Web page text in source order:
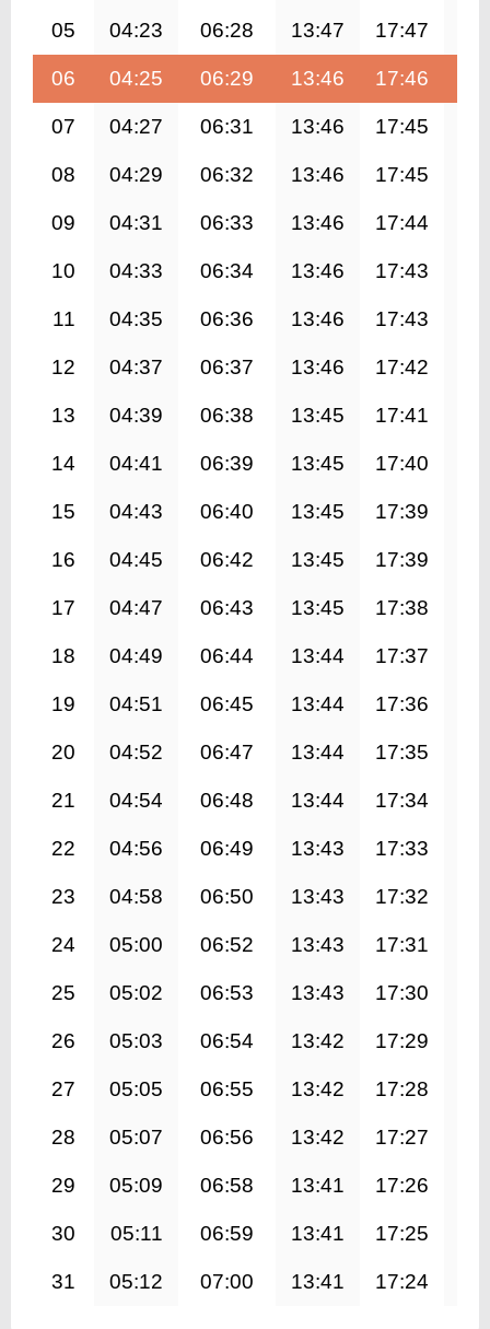
05 04:23 06:28 13:47 17:47
06 04:25 06:29 13:46 17:46
07 04:27 06:31 13:46 17:45
08 04:29 06:32 13:46 17:45
09 04:31 06:33 13:46 17:44
10 04:33 06:34 13:46 17:43
11 04:35 06:36 13:46 17:43
12 04:37 06:37 13:46 17:42
13 04:39 06:38 13:45 17:41
14 04:41 06:39 13:45 17:40
15 04:43 06:40 13:45 17:39
16 04:45 06:42 13:45 17:39
17 04:47 06:43 13:45 17:38
18 04:49 06:44 13:44 17:37
19 04:51 06:45 13:44 17:36
20 04:52 06:47 13:44 17:35
21 04:54 06:48 13:44 17:34
22 04:56 06:49 13:43 17:33
23 04:58 06:50 13:43 17:32
24 05:00 06:52 13:43 17:31
25 05:02 06:53 13:43 17:30
26 05:03 06:54 13:42 17:29
27 05:05 06:55 13:42 17:28
28 05:07 06:56 13:42 17:27
29 05:09 06:58 13:41 17:26
30 05:11 06:59 13:41 17:25
31 05:12 07:00 13:41 17:24